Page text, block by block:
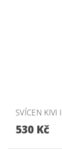
SVÍCEN KIVI
530 Kč